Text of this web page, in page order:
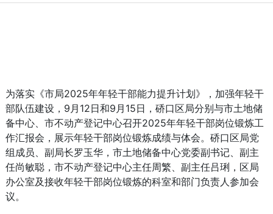
为落实《市局2025年年轻干部能力提升计划》，加强年轻干
部队伍建设，9月12日和9月15日，硚口区局分别与市土地储
备中心、市不动产登记中心召开2025年年轻干部岗位锻炼工
作汇报会，展示年轻干部岗位锻炼成绩与体会。硚口区局党
组成员、副局长罗玉华，市土地储备中心党委副书记、副主
任尚敏聪，市不动产登记中心主任周繁、副主任吕琍，区局
办公室及接收年轻干部岗位锻炼的科室和部门负责人参加会
议。